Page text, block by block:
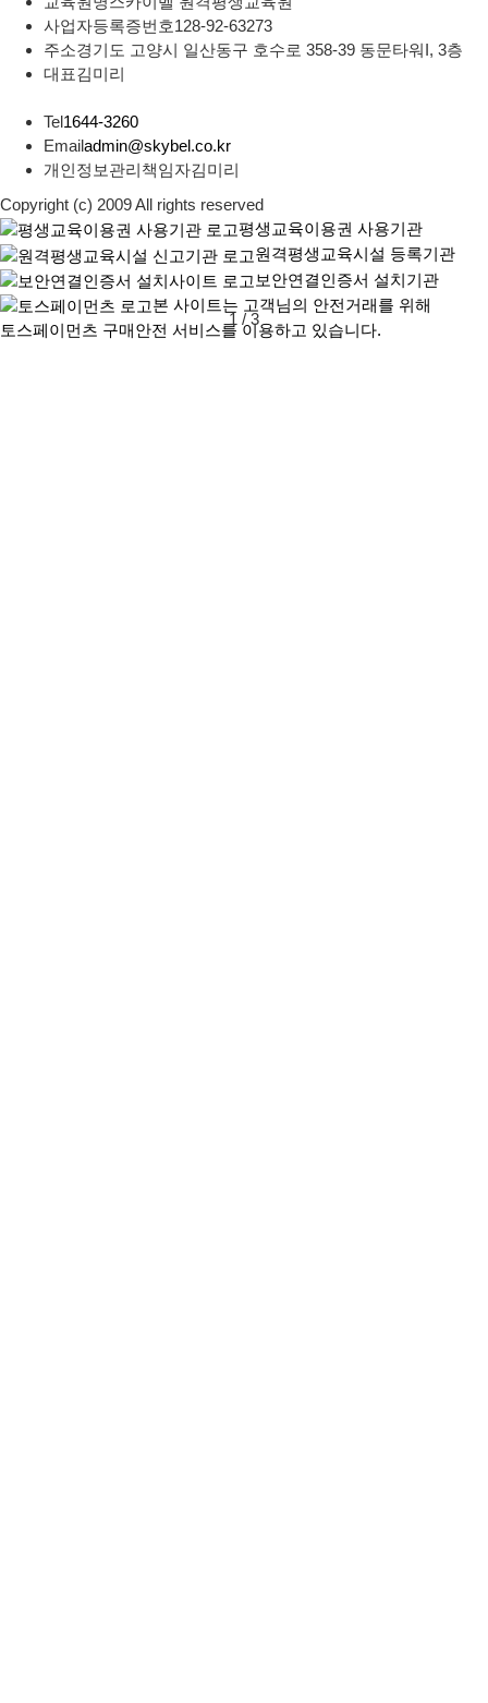
1 / 3
사업자등록증번호128-92-63273
주소경기도 고양시 일산동구 호수로 358-39 동문타워I, 3층
대표김미리
Tel1644-3260
Emailadmin@skybel.co.kr
개인정보관리책임자김미리
Copyright (c) 2009 All rights reserved
평생교육이용권 사용기관
원격평생교육시설 등록기관
보안연결인증서 설치기관
본 사이트는 고객님의 안전거래를 위해
토스페이먼츠 구매안전 서비스를 이용하고 있습니다.